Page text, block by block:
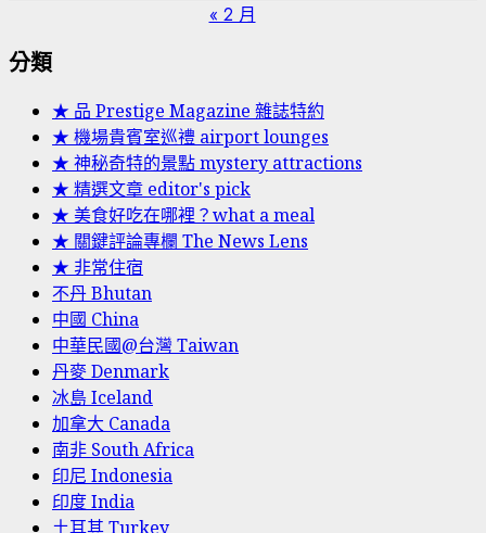
« 2 月
分類
★ 品 Prestige Magazine 雜誌特約
★ 機場貴賓室巡禮 airport lounges
★ 神秘奇特的景點 mystery attractions
★ 精選文章 editor's pick
★ 美食好吃在哪裡？what a meal
★ 關鍵評論專欄 The News Lens
★ 非常住宿
不丹 Bhutan
中國 China
中華民國@台灣 Taiwan
丹麥 Denmark
冰島 Iceland
加拿大 Canada
南非 South Africa
印尼 Indonesia
印度 India
土耳其 Turkey